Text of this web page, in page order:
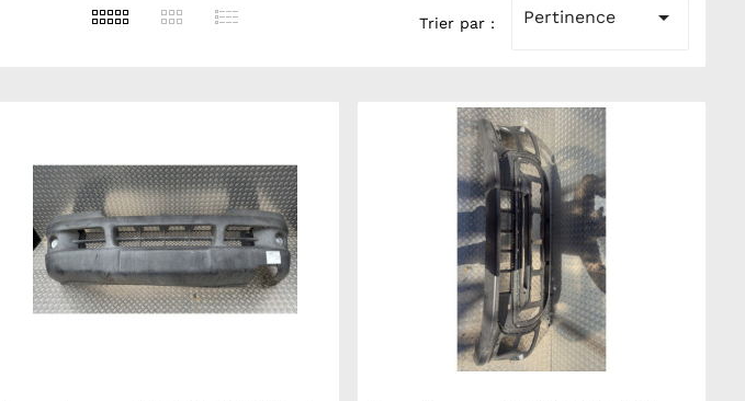
Trier par : Pertinence 